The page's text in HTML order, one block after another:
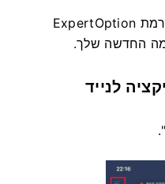
זהו! כעת תוכל להתחבר לפלטפורמת ExpertOption
החדשה שלך.
לנייד